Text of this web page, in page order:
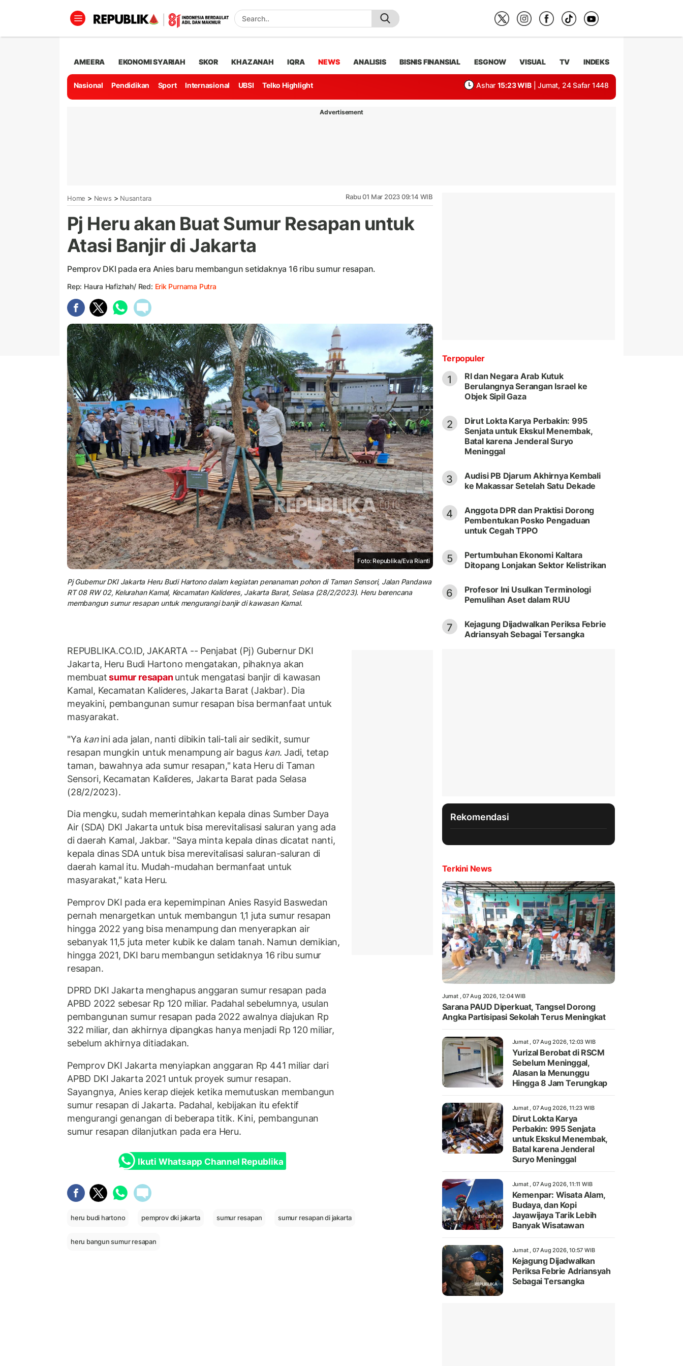
AMEERA EKONOMI SYARIAH SKOR KHAZANAH IQRA NEWS ANALISIS BISNIS FINANSIAL ESGNOW VISUAL TV INDEKS
Nasional Pendidikan Sport Internasional UBSI Telko Highlight Ashar 15:23 WIB | Jumat, 24 Safar 1448
Advertisement
Home > News > Nusantara Rabu 01 Mar 2023 09:14 WIB
Pj Heru akan Buat Sumur Resapan untuk
Atasi Banjir di Jakarta
Pemprov DKI pada era Anies baru membangun setidaknya 16 ribu sumur resapan.
Rep: Haura Hafizhah/ Red: Erik Purnama Putra
Foto: Republika/Eva Rianti
Pj Gubernur DKI Jakarta Heru Budi Hartono dalam kegiatan penanaman pohon di Taman Sensori, Jalan Pandawa
RT 08 RW 02, Kelurahan Kamal, Kecamatan Kalideres, Jakarta Barat, Selasa (28/2/2023). Heru berencana
membangun sumur resapan untuk mengurangi banjir di kawasan Kamal.
REPUBLIKA.CO.ID, JAKARTA -- Penjabat (Pj) Gubernur DKI
Jakarta, Heru Budi Hartono mengatakan, pihaknya akan
membuatsumur resapanuntuk mengatasi banjir di kawasan
Kamal, Kecamatan Kalideres, Jakarta Barat (Jakbar). Dia
meyakini, pembangunan sumur resapan bisa bermanfaat untuk
masyarakat.
"Ya kanini ada jalan, nanti dibikin tali-tali air sedikit, sumur
resapan mungkin untuk menampung air bagus kan. Jadi, tetap
taman, bawahnya ada sumur resapan," kata Heru di Taman
Sensori, Kecamatan Kalideres, Jakarta Barat pada Selasa
(28/2/2023).
Dia mengku, sudah memerintahkan kepala dinas Sumber Daya
Air (SDA) DKI Jakarta untuk bisa merevitalisasi saluran yang ada
di daerah Kamal, Jakbar. "Saya minta kepala dinas dicatat nanti,
kepala dinas SDA untuk bisa merevitalisasi saluran-saluran di
daerah kamal itu. Mudah-mudahan bermanfaat untuk
masyarakat," kata Heru.
Pemprov DKI pada era kepemimpinan Anies Rasyid Baswedan
pernah menargetkan untuk membangun 1,1 juta sumur resapan
hingga 2022 yang bisa menampung dan menyerapkan air
sebanyak 11,5 juta meter kubik ke dalam tanah. Namun demikian,
hingga 2021, DKI baru membangun setidaknya 16 ribu sumur
resapan.
DPRD DKI Jakarta menghapus anggaran sumur resapan pada
APBD 2022 sebesar Rp 120 miliar. Padahal sebelumnya, usulan
pembangunan sumur resapan pada 2022 awalnya diajukan Rp
322 miliar, dan akhirnya dipangkas hanya menjadi Rp 120 miliar,
sebelum akhirnya ditiadakan.
Pemprov DKI Jakarta menyiapkan anggaran Rp 441 miliar dari
APBD DKI Jakarta 2021 untuk proyek sumur resapan.
Sayangnya, Anies kerap diejek ketika memutuskan membangun
sumur resapan di Jakarta. Padahal, kebijakan itu efektif
mengurangi genangan di beberapa titik. Kini, pembangunan
sumur resapan dilanjutkan pada era Heru.
Ikuti Whatsapp Channel Republika
heru budi hartono pemprov dki jakarta sumur resapan sumur resapan di jakarta
heru bangun sumur resapan
Terpopuler
1
RI dan Negara Arab Kutuk
Berulangnya Serangan Israel ke
Objek Sipil Gaza
2
Dirut Lokta Karya Perbakin: 995
Senjata untuk Ekskul Menembak,
Batal karena Jenderal Suryo
Meninggal
3
Audisi PB Djarum Akhirnya Kembali
ke Makassar Setelah Satu Dekade
4
Anggota DPR dan Praktisi Dorong
Pembentukan Posko Pengaduan
untuk Cegah TPPO
5
Pertumbuhan Ekonomi Kaltara
Ditopang Lonjakan Sektor Kelistrikan
6
Profesor Ini Usulkan Terminologi
Pemulihan Aset dalam RUU
7
Kejagung Dijadwalkan Periksa Febrie
Adriansyah Sebagai Tersangka
Rekomendasi
Terkini News
Jumat , 07 Aug 2026, 12:04 WIB
Sarana PAUD Diperkuat, Tangsel Dorong
Angka Partisipasi Sekolah Terus Meningkat
Jumat , 07 Aug 2026, 12:03 WIB
Yurizal Berobat di RSCM
Sebelum Meninggal,
Alasan Ia Menunggu
Hingga 8 Jam Terungkap
Jumat , 07 Aug 2026, 11:23 WIB
Dirut Lokta Karya
Perbakin: 995 Senjata
untuk Ekskul Menembak,
Batal karena Jenderal
Suryo Meninggal
Jumat , 07 Aug 2026, 11:11 WIB
Kemenpar: Wisata Alam,
Budaya, dan Kopi
Jayawijaya Tarik Lebih
Banyak Wisatawan
Jumat , 07 Aug 2026, 10:57 WIB
Kejagung Dijadwalkan
Periksa Febrie Adriansyah
Sebagai Tersangka